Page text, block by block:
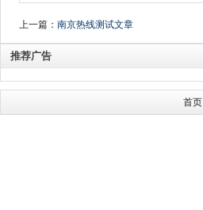
上一篇： 南京热线测试文章
推荐广告
首页